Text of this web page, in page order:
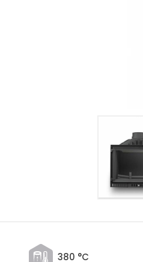
380 °C